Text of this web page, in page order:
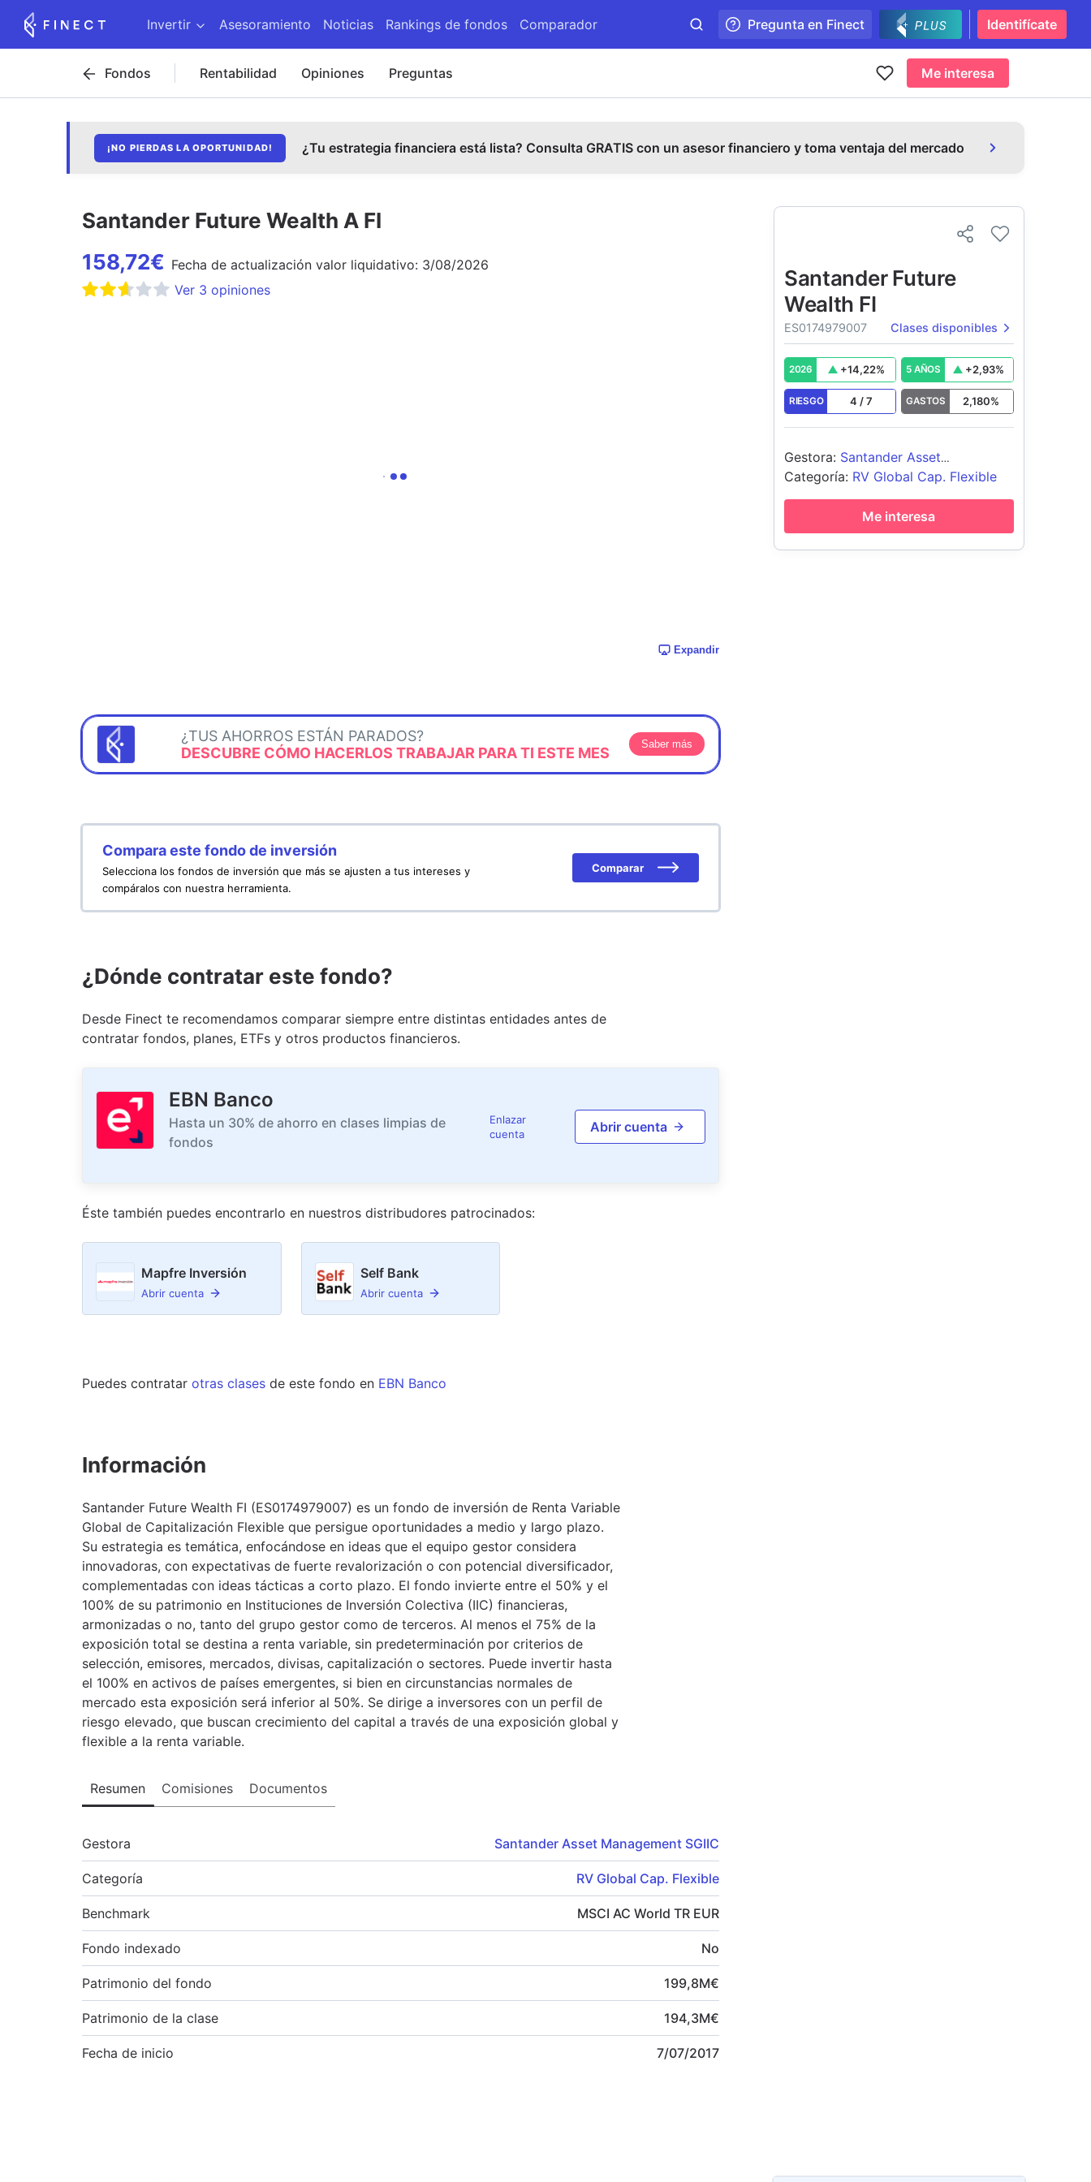
Invertir Asesoramiento Noticias Rankings de fondos Comparador Pregunta en Finect Identifícate
Fondos Rentabilidad Opiniones Preguntas Me interesa
¡NO PIERDAS LA OPORTUNIDAD! ¿Tu estrategia financiera está lista? Consulta GRATIS con un asesor financiero y toma ventaja del mercado
Santander Future Wealth A FI
158,72€ Fecha de actualización valor liquidativo: 3/08/2026
Ver 3 opiniones
Expandir
¿TUS AHORROS ESTÁN PARADOS?
DESCUBRE CÓMO HACERLOS TRABAJAR PARA TI ESTE MES
Saber más
Compara este fondo de inversión
Selecciona los fondos de inversión que más se ajusten a tus intereses y
compáralos con nuestra herramienta.
Comparar
¿Dónde contratar este fondo?
Desde Finect te recomendamos comparar siempre entre distintas entidades antes de
contratar fondos, planes, ETFs y otros productos financieros.
EBN Banco
Hasta un 30% de ahorro en clases limpias de
fondos
Enlazar
cuenta
Abrir cuenta
Éste también puedes encontrarlo en nuestros distribudores patrocinados:
Mapfre Inversión
Abrir cuenta
Self Bank
Abrir cuenta
Puedes contratar otras clases de este fondo en EBN Banco
Información
Santander Future Wealth FI (ES0174979007) es un fondo de inversión de Renta Variable
Global de Capitalización Flexible que persigue oportunidades a medio y largo plazo.
Su estrategia es temática, enfocándose en ideas que el equipo gestor considera
innovadoras, con expectativas de fuerte revalorización o con potencial diversificador,
complementadas con ideas tácticas a corto plazo. El fondo invierte entre el 50% y el
100% de su patrimonio en Instituciones de Inversión Colectiva (IIC) financieras,
armonizadas o no, tanto del grupo gestor como de terceros. Al menos el 75% de la
exposición total se destina a renta variable, sin predeterminación por criterios de
selección, emisores, mercados, divisas, capitalización o sectores. Puede invertir hasta
el 100% en activos de países emergentes, si bien en circunstancias normales de
mercado esta exposición será inferior al 50%. Se dirige a inversores con un perfil de
riesgo elevado, que buscan crecimiento del capital a través de una exposición global y
flexible a la renta variable.
Resumen Comisiones Documentos
Gestora Santander Asset Management SGIIC
Categoría RV Global Cap. Flexible
Benchmark MSCI AC World TR EUR
Fondo indexado No
Patrimonio del fondo 199,8M€
Patrimonio de la clase 194,3M€
Fecha de inicio 7/07/2017
Santander Future
Wealth FI
ES0174979007 Clases disponibles
2026 +14,22% 5 AÑOS +2,93%
RIESGO 4 /7 GASTOS 2,180%
Gestora: Santander Asset
Management SGIIC
Categoría: RV Global Cap. Flexible
Me interesa